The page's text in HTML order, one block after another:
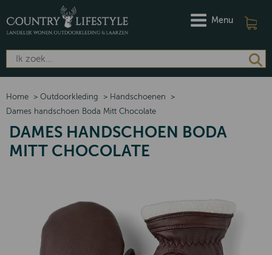
Menu
Home > Outdoorkleding > Handschoenen
>
Dames handschoen Boda Mitt Chocolate
DAMES HANDSCHOEN BODA
MITT CHOCOLATE